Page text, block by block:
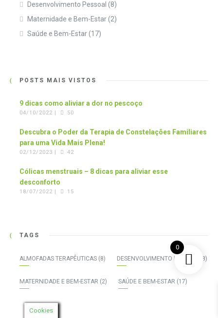
Desenvolvimento Pessoal (8)
Maternidade e Bem-Estar(2)
Saúde e Bem-Estar(17)
POSTS MAIS VISTOS
9 dicas como aliviar a dor no pescoço
04/10/2022 | 50
Descubra o Poder da Terapia de Constelações Familiares
para uma Vida Mais Plena!
02/12/2023 | 42
Cólicas menstruais – 8 dicas para aliviar esse
desconforto
18/07/2022 | 15
TAGS
ALMOFADAS TERAPÊUTICAS (8) DESENVOLVIMENTO PESSOAL (8)
MATERNIDADE E BEM-ESTAR (2) SAÚDE E BEM-ESTAR (17)
Cookies
0